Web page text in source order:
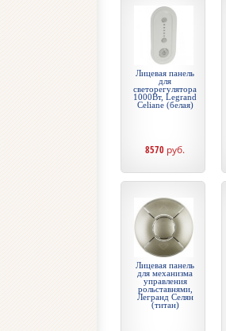
Лицевая панель
для
светорегулятора
1000Вт, Legrand
Celiane (белая)
8570 руб.
Лицевая панель
для механизма
управления
рольставнями,
Легранд Селян
(титан)